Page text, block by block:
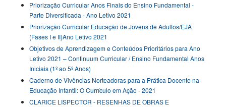
Priorização Curricular Anos Finais do Ensino Fundamental -
Parte Diversificada - Ano Letivo 2021
Priorização Curricular Educação de Jovens de Adultos/EJA
(Fases I e II)Ano Letivo 2021
Objetivos de Aprendizagem e Conteúdos Prioritários para Ano
Letivo 2021 – Continuum Curricular / Ensino Fundamental Anos
Iniciais (1º ao 5º Anos)
Caderno de Vivências Norteadoras para a Prática Docente na
Educação Infantil: O Currículo em Ação - 2021
CLARICE LISPECTOR - RESENHAS DE OBRAS E